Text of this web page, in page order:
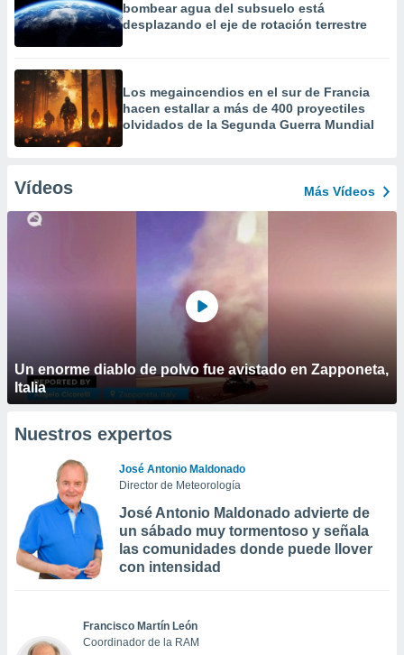
bombear agua del subsuelo está
desplazando el eje de rotación terrestre
Los megaincendios en el sur de Francia
hacen estallar a más de 400 proyectiles
olvidados de la Segunda Guerra Mundial
Vídeos Más Vídeos
Un enorme diablo de polvo fue avistado en Zapponeta,
Italia
Nuestros expertos
José Antonio Maldonado
Director de Meteorología
José Antonio Maldonado advierte de
un sábado muy tormentoso y señala
las comunidades donde puede llover
con intensidad
Francisco Martín León
Coordinador de la RAM